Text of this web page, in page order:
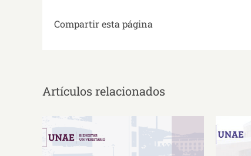
Compartir esta página
Artículos relacionados